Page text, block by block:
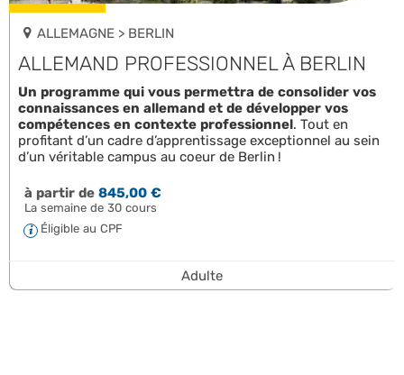
ALLEMAGNE > BERLIN
ALLEMAND PROFESSIONNEL À BERLIN
Un programme qui vous permettra de consolider vos
connaissances en allemand et de développer vos
compétences en contexte professionnel. Tout en
profitant d’un cadre d’apprentissage exceptionnel au sein
d’un véritable campus au coeur de Berlin !
à partir de845,00 €
La semaine de 30 cours
Éligible au CPF
Adulte